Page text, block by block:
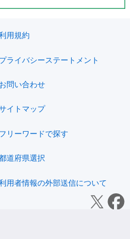
用規約
プライバシーステートメント
お問い合わせ
イトマップ
フリーワードで探す
道府県選択
用者情報の外部送信について